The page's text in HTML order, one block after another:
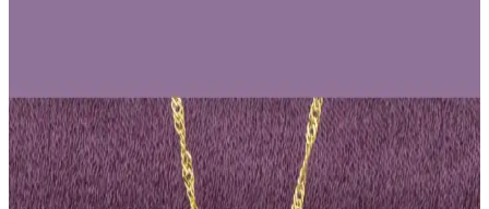
Şık tasarımı ve dayanıklı malzemeleriyle öne çıkan bu set, günlük ve
özel günlerinizde tarzınızı yansıtmanızı sağlar, uzun ömürlü kullanım
ve estetik detaylar sunar.
Ressia Kadın Takı Setleri Karşılaştırması: Altın ve